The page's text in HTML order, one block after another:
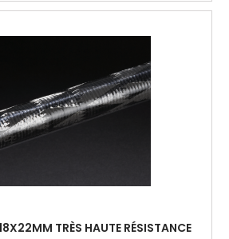
TRÈS HAUTE RÉSISTANCE